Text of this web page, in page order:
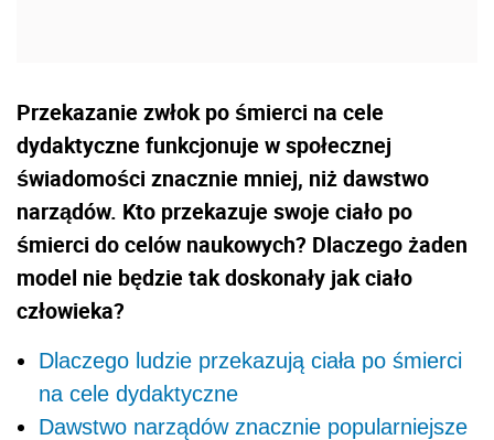
Przekazanie zwłok po śmierci na cele
dydaktyczne funkcjonuje w społecznej
świadomości znacznie mniej, niż dawstwo
narządów. Kto przekazuje swoje ciało po
śmierci do celów naukowych? Dlaczego żaden
model nie będzie tak doskonały jak ciało
człowieka?
Dlaczego ludzie przekazują ciała po śmierci
na cele dydaktyczne
Dawstwo narządów znacznie popularniejsze